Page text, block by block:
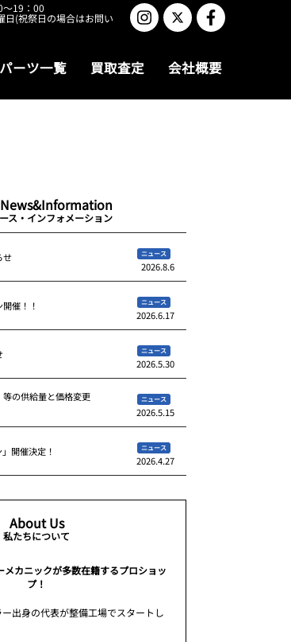
～19：00
日(祝祭日の場合はお問い
パーツ一覧 買取査定 会社概要
ス・インフォメーション
せ ニュース
2026.8.6
催！！ ニュース
2026.6.17
ニュース
2026.5.30
の供給量と価格変更
ニュース
2026.5.15
開催決定！ ニュース
2026.4.27
About Us
私たちについて
メカニックが多数在籍するプロショッ
プ！
出身の代表が整備工場でスタートし